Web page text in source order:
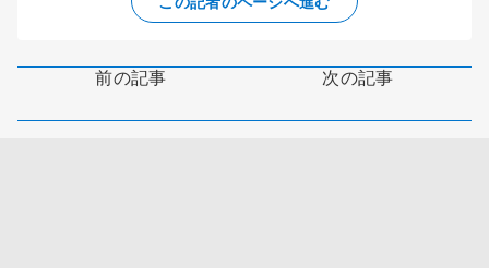
前の記事 次の記事